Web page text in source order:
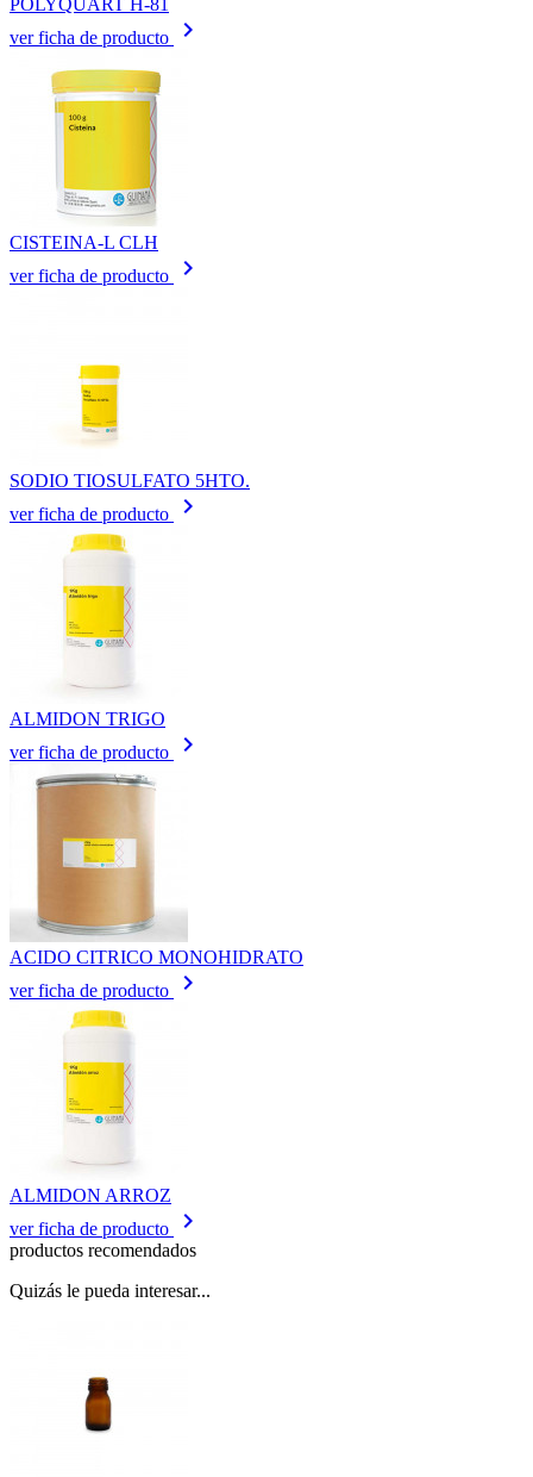
ver ficha de producto
keyboard_arrow_right
CISTEINA-L CLH
ver ficha de producto
keyboard_arrow_right
SODIO TIOSULFATO 5HTO.
ver ficha de producto
keyboard_arrow_right
ALMIDON TRIGO
ver ficha de producto
keyboard_arrow_right
ACIDO CITRICO MONOHIDRATO
ver ficha de producto
keyboard_arrow_right
ALMIDON ARROZ
ver ficha de producto
keyboard_arrow_right
productos recomendados
Quizás le pueda interesar...